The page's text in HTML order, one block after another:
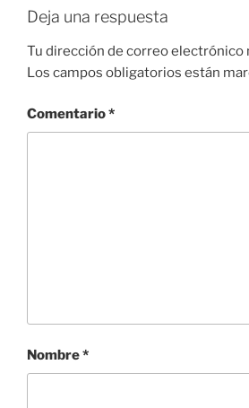
o
k
p
Deja una respuesta
Tu dirección de correo electrónico
Los campos obligatorios están
Comentario*
Nombre*